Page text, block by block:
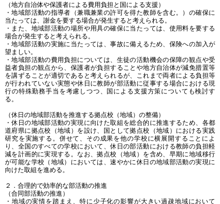
（地方自治体や保護者による費用負担と国による支援）
・地域部活動の指導者（兼職兼業の許可を得た教師を含む。）の確保に
当たっては、謝金を要する場合が発生すると考えられる。
・また、地域部活動の場所や用具の確保に当たっては、使用料を要する
場合が発生すると考えられる。
・地域部活動の実施に当たっては、事故に備えるため、保険への加入が
望ましい。
・地域部活動の費用負担については、生徒の活動機会の保障の観点や受
益者負担の観点から、保護者が負担することや地方自治体が減免措置等
を講ずることが適切であると考えられるが、これまで両者による負担等
が行われていない実態や休日に教師が部活動に従事する場合における現
行の特殊勤務手当を考慮しつつ、国による支援方策についても検討す
る。
（休日の地域部活動を推進する拠点校（地域）の整備）
・休日の地域部活動の実現に向けた取組を総合的に推進するため、各都
道府県に拠点校（地域）を設け、国として拠点校（地域）における実践
研究を実施する。併せて、その成果を他の学校に横展開することによ
り、全国のすべての学校において、休日の部活動における教師の負担軽
減を計画的に実現する。なお、拠点校（地域）を含め、早期に地域移行
が可能な学校（地域）においては、速やかに休日の地域部活動の実現に
向けた取組を進める。
２．合理的で効率的な部活動の推進
（合同部活動の推進）
・地域の実情を踏まえ、特に少子化の影響が大きい過疎地域において